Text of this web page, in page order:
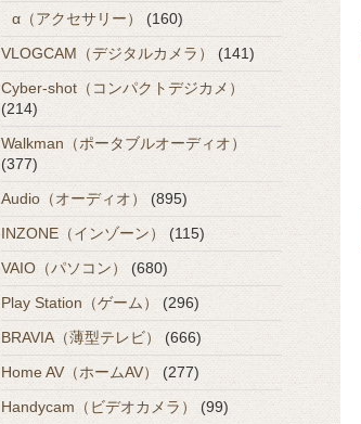
α（アクセサリー）
(160)
VLOGCAM（デジタルカメラ）
(141)
Cyber-shot（コンパクトデジカメ）
(214)
Walkman（ポータブルオーディオ）
(377)
Audio（オーディオ）
(895)
INZONE（インゾーン）
(115)
VAIO（パソコン）
(680)
Play Station（ゲーム）
(296)
BRAVIA（薄型テレビ）
(666)
Home AV（ホームAV）
(277)
Handycam（ビデオカメラ）
(99)